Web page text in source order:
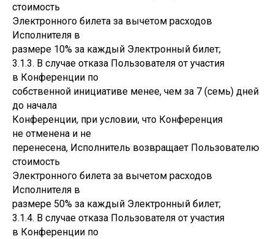
стоимость
Электронного билета за вычетом расходов
Исполнителя в
размере 10% за каждый Электронный билет;
3.1.3. В случае отказа Пользователя от участия
в Конференции по
собственной инициативе менее, чем за 7 (семь) дней
до начала
Конференции, при условии, что Конференция
не отменена и не
перенесена, Исполнитель возвращает Пользователю
стоимость
Электронного билета за вычетом расходов
Исполнителя в
размере 50% за каждый Электронный билет;
3.1.4. В случае отказа Пользователя от участия
в Конференции по